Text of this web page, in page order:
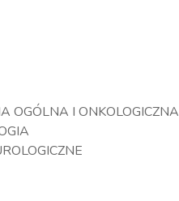
OGÓLNA I ONKOLOGICZNA